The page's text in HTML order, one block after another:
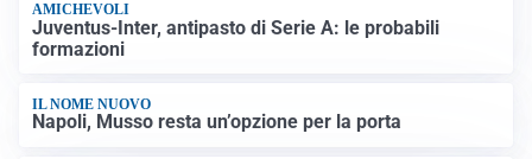
AMICHEVOLI
Juventus-Inter, antipasto di Serie A: le probabili
formazioni
IL NOME NUOVO
Napoli, Musso resta un’opzione per la porta